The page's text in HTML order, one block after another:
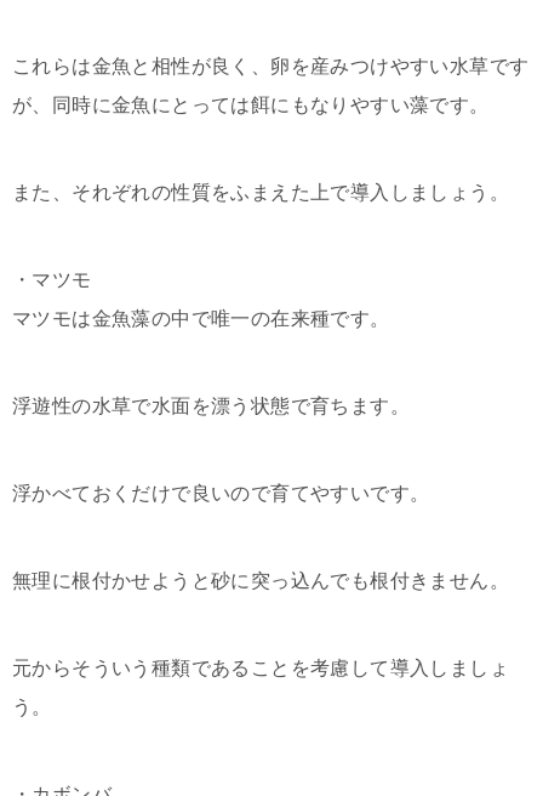
これらは金魚と相性が良く、卵を産みつけやすい水草です
が、同時に金魚にとっては餌にもなりやすい藻です。
また、それぞれの性質をふまえた上で導入しましょう。
・マツモ
マツモは金魚藻の中で唯一の在来種です。
浮遊性の水草で水面を漂う状態で育ちます。
浮かべておくだけで良いので育てやすいです。
無理に根付かせようと砂に突っ込んでも根付きません。
元からそういう種類であることを考慮して導入しましょ
う。